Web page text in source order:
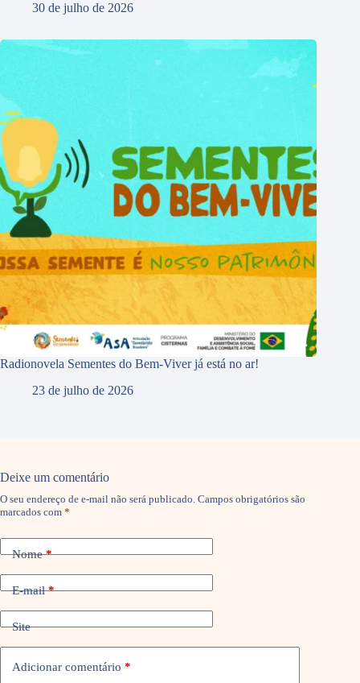
30 de julho de 2026
Radionovela Sementes do Bem-Viver já está no ar!
23 de julho de 2026
Deixe um comentário
O seu endereço de e-mail não será publicado. Campos obrigatórios são
marcados com *
Nome*
E-mail*
Site
Adicionar comentário *